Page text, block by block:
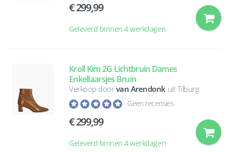
299,99
Geleverd binnen 4 werkdagen
Kroll Kim 2G Lichtbruin Dames
Enkellaarsjes Bruin
Verkoop doorvan Arendonk uit Tilburg
Geen recensies
299,99
Geleverd binnen 4 werkdagen